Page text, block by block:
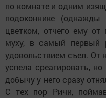
по комнате и одним
подоконнике
цветком, отчего ему
муху, в самый первый
удовольствием съел. От
успела среагировать,
добычу у него сразу
С тех пор Ричи,